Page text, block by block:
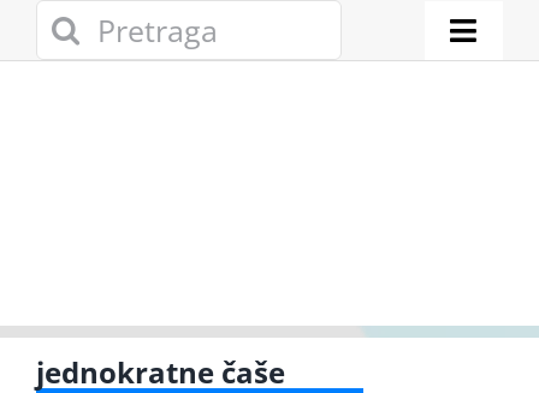
Search
for:
Toggle
Gde
jednokratne čaše